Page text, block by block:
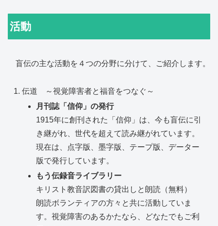
活動
盲伝の主な活動を４つの分野に分けて、ご紹介します。
伝道 ～視覚障害者と福音をつなぐ～
月刊誌「信仰」の発行
1915年に創刊された「信仰」は、今も盲伝に引
き継がれ、世代を超えて読み継がれています。
現在は、点字版、墨字版、テープ版、データー
版で発行しています。
もう伝録音ライブラリー
キリスト教音訳図書の貸出しと朗読（無料）
朗読ボランティアの方々と共に活動していま
す。視覚障害のあるかたなら、どなたでもご利